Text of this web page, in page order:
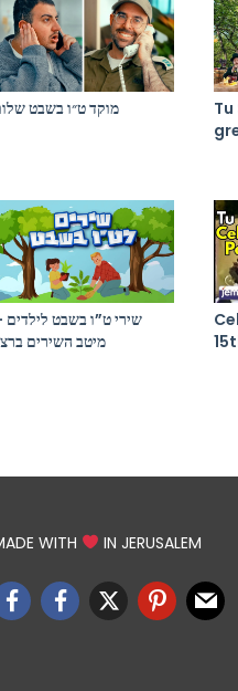
מוקד ט״ו בשבט
שירי ט”ו בשבט לילדים
מיטב השירים
WITH IN JERUSALEM